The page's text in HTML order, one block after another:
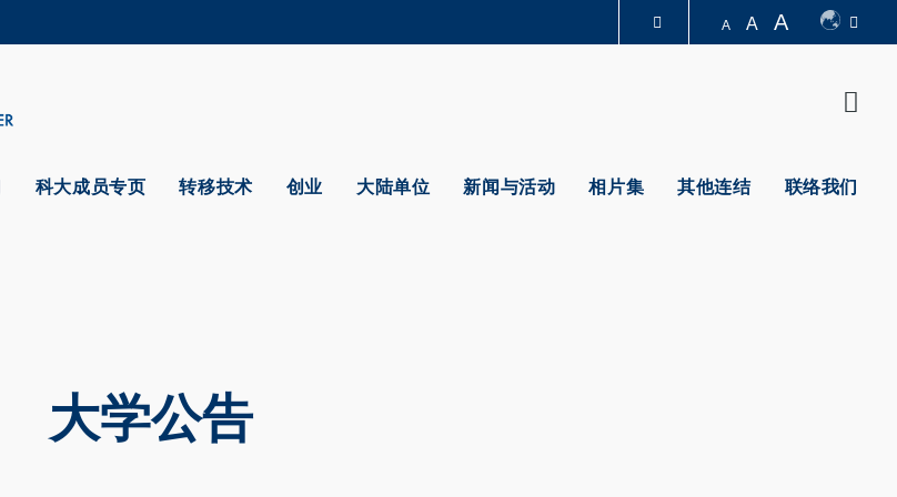
更多科大概览
A A A
科大成员专页 转移技术 创业 大陆单位 新闻与活动 相片集 其他连结 联络我们
大学公告